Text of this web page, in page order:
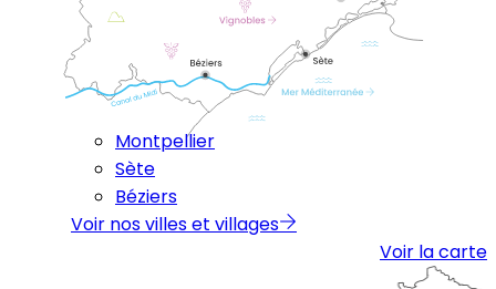
Montpellier
Sète
Béziers
Voir nos villes et villages
Voir la carte